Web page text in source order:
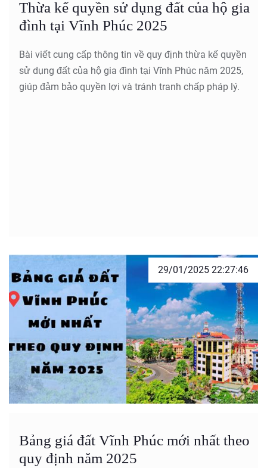
Thừa kế quyền sử dụng đất của hộ gia
đình tại Vĩnh Phúc 2025
Bài viết cung cấp thông tin về quy định thừa kế quyền
sử dụng đất của hộ gia đình tại Vĩnh Phúc năm 2025,
giúp đảm bảo quyền lợi và tránh tranh chấp pháp lý.
29/01/2025 22:27:46
Bảng giá đất Vĩnh Phúc mới nhất theo
quy định năm 2025